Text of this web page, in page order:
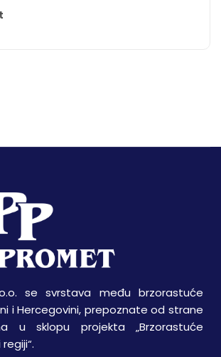
se svrstava među brzorastuće
i Hercegovini, prepoznate od strane
u sklopu projekta „Brzorastuće